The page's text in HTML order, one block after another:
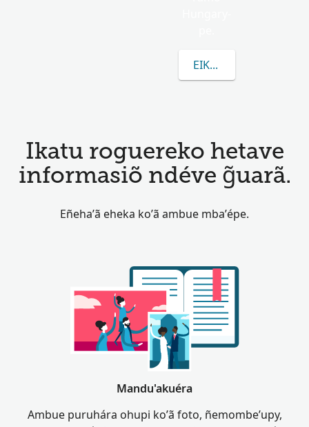
EIKUAAVE VRESITS
Ikatu roguereko hetave
informasiõ ndéve g̃uarã.
Eñeha’ã eheka ko’ã ambue mba’épe.
Mandu'akuéra
Ambue puruhára ohupi ko’ã foto, ñemombe’upy,